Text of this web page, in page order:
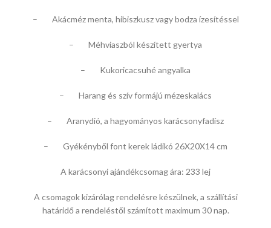
– Akácméz menta, hibiszkusz vagy bodza ízesítéssel
– Méhviaszból készített gyertya
– Kukoricacsuhé angyalka
– Harang és szív formájú mézeskalács
– Aranydió, a hagyományos karácsonyfadísz
– Gyékényből font kerek ládikó 26X20X14 cm
A karácsonyi ajándékcsomag ára: 233 lej
A csomagok kizárólag rendelésre készülnek, a szállítási
határidő a rendeléstől számított maximum 30 nap.